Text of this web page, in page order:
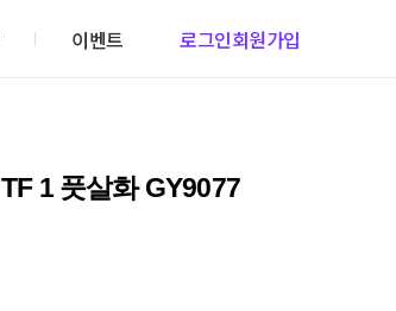
이벤트 로그인회원가입
1 풋살화 GY9077